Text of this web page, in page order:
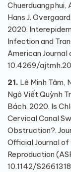
Chuerduangphui,
Hans J.
2020.
Infection and
American Journal
10.4269/
21. Lê Minh Tâm,
Ngô Viết Quỳnh
Bách. 2020. Is
Cervical Canal
Obstruction?.
Official Journal
Reproduction
10.1142/